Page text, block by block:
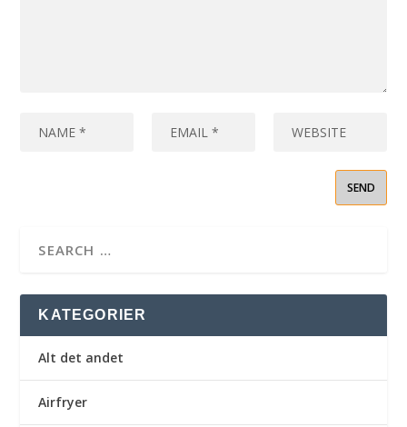
KATEGORIER
Alt det andet
Airfryer